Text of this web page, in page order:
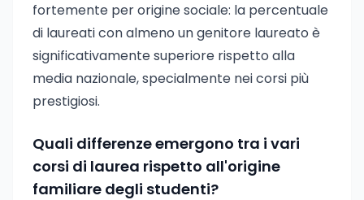
fortemente per origine sociale: la percentuale
di laureati con almeno un genitore laureato è
significativamente superiore rispetto alla
media nazionale, specialmente nei corsi più
prestigiosi.
Quali differenze emergono tra i vari
corsi di laurea rispetto all'origine
familiare degli studenti?